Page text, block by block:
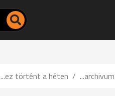
...ez történt a héten ...archivum